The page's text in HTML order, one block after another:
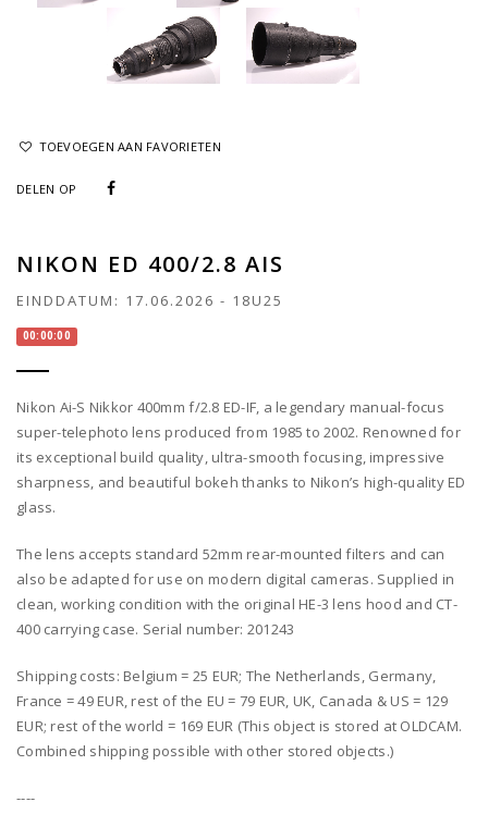
TOEVOEGEN AAN FAVORIETEN
DELEN OP
NIKON ED 400/2.8 AIS
EINDDATUM: 17.06.2026 - 18U25
00:00:00
Nikon Ai-S Nikkor 400mm f/2.8 ED-IF, a legendary manual-focus
super-telephoto lens produced from 1985 to 2002. Renowned for
its exceptional build quality, ultra-smooth focusing, impressive
sharpness, and beautiful bokeh thanks to Nikon’s high-quality ED
glass.
The lens accepts standard 52mm rear-mounted filters and can
also be adapted for use on modern digital cameras. Supplied in
clean, working condition with the original HE-3 lens hood and CT-
400 carrying case. Serial number: 201243
Shipping costs: Belgium = 25 EUR; The Netherlands, Germany,
France = 49 EUR, rest of the EU = 79 EUR, UK, Canada & US = 129
EUR; rest of the world = 169 EUR (This object is stored at OLDCAM.
Combined shipping possible with other stored objects.)
----